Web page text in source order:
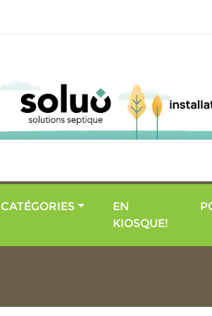
CATÉGORIES
EN
KIOSQUE!